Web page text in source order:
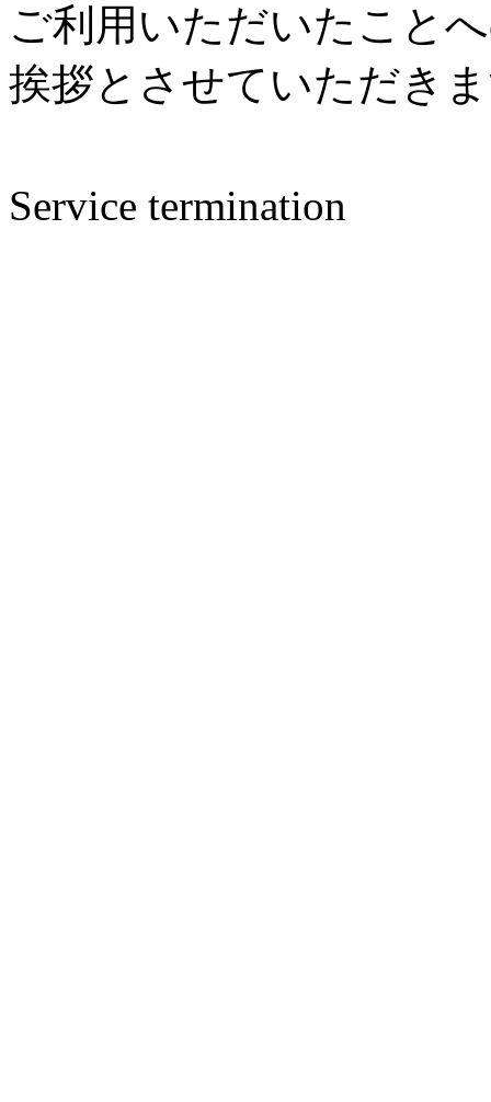
ご利用いただいたこと
挨拶とさせていただき
Service termination